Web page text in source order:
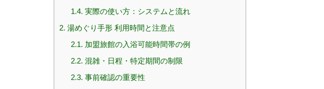
1.4. 実際の使い方：システムと流れ
2. 湯めぐり手形 利用時間と注意点
2.1. 加盟旅館の入浴可能時間帯の例
2.2. 混雑・日程・特定期間の制限
2.3. 事前確認の重要性